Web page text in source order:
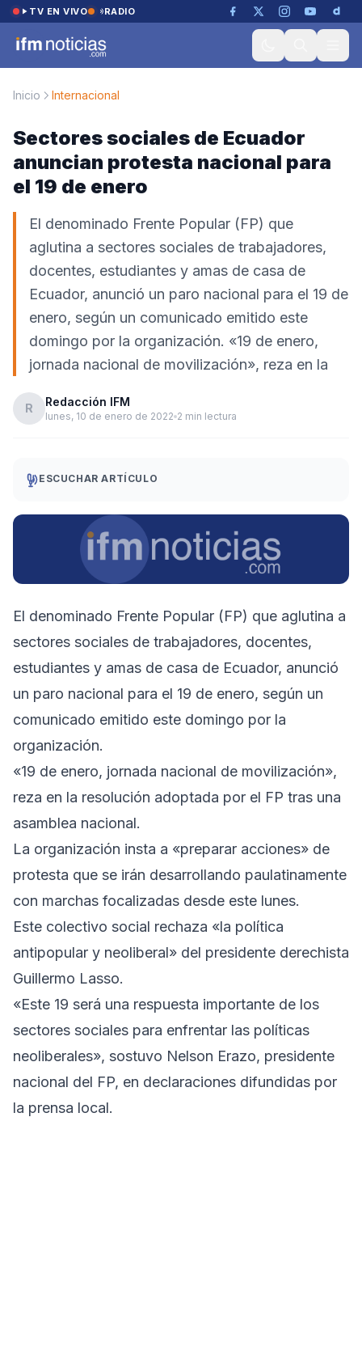
Saltar al contenido
TV EN VIVO RADIO
Inicio Internacional
Sectores sociales de Ecuador
anuncian protesta nacional para
el 19 de enero
El denominado Frente Popular (FP) que
aglutina a sectores sociales de trabajadores,
docentes, estudiantes y amas de casa de
Ecuador, anunció un paro nacional para el 19 de
enero, según un comunicado emitido este
domingo por la organización. «19 de enero,
jornada nacional de movilización», reza en la
R Redacción IFM
lunes, 10 de enero de 2022 2 min lectura
ESCUCHAR ARTÍCULO
El denominado Frente Popular (FP) que aglutina a
sectores sociales de trabajadores, docentes,
estudiantes y amas de casa de Ecuador, anunció
un paro nacional para el 19 de enero, según un
comunicado emitido este domingo por la
organización.
«19 de enero, jornada nacional de movilización»,
reza en la resolución adoptada por el FP tras una
asamblea nacional.
La organización insta a «preparar acciones» de
protesta que se irán desarrollando paulatinamente
con marchas focalizadas desde este lunes.
Este colectivo social rechaza «la política
antipopular y neoliberal» del presidente derechista
Guillermo Lasso.
«Este 19 será una respuesta importante de los
sectores sociales para enfrentar las políticas
neoliberales», sostuvo Nelson Erazo, presidente
nacional del FP, en declaraciones difundidas por
la prensa local.